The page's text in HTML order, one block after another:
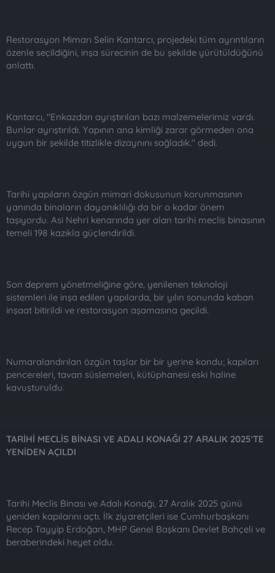
Restorasyon Mimarı Selin Kantarcı, projedeki tüm ayrıntıların
özenle seçildiğini, inşa sürecinin de bu şekilde yürütüldüğünü
anlattı.
Kantarcı, "Enkazdan ayrıştırılan bazı malzemelerimiz vardı.
Bunlar ayrıştırıldı. Yapının ana kimliği zarar görmeden ona
uygun bir şekilde titizlikle dizaynını sağladık." dedi.
Tarihi yapıların özgün mimari dokusunun korunmasının
yanında binaların dayanıklılığı da bir o kadar önem
taşıyordu. Asi Nehri kenarında yer alan tarihi meclis binasının
temeli 198 kazıkla güçlendirildi.
Son deprem yönetmeliğine göre, yenilenen teknoloji
sistemleri ile inşa edilen yapılarda, bir yılın sonunda kaban
inşaat bitirildi ve restorasyon aşamasına geçildi.
Numaralandırılan özgün taşlar bir bir yerine kondu; kapıları
pencereleri, tavan süslemeleri, kütüphanesi eski haline
kavuşturuldu.
TARİHİ MECLİS BİNASI VE ADALI KONAĞI 27 ARALIK 2025'TE
YENİDEN AÇILDI
Tarihi Meclis Binası ve Adalı Konağı, 27 Aralık 2025 günü
yeniden kapılarını açtı. İlk ziyaretçileri ise Cumhurbaşkanı
Recep Tayyip Erdoğan, MHP Genel Başkanı Devlet Bahçeli ve
beraberindeki heyet oldu.